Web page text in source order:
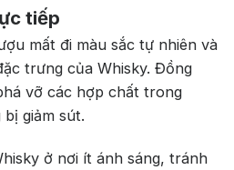
tiếp
mất đi màu sắc tự nhiên và
trưng của Whisky. Đồng
vỡ các hợp chất trong
giảm sút.
ở nơi ít ánh sáng, tránh